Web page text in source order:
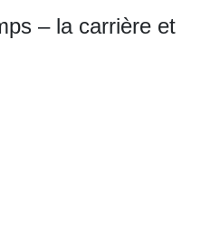
– la carrière et